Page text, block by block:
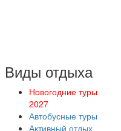
Виды отдыха
Новогодние туры
2027
Автобусные туры
Активный отдых